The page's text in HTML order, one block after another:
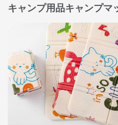
キャンプ用品キャンプマ